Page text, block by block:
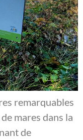
remarquables
mares dans la
de